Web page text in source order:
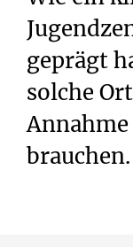
geprägt
solche
brauchen.